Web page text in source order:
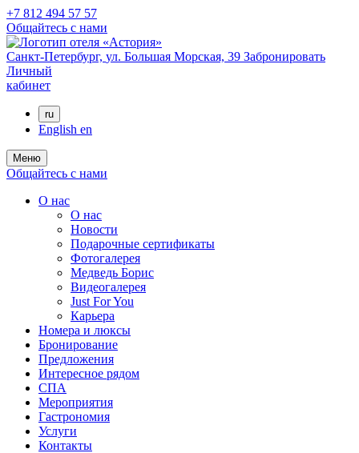
+7 812 494 57 57
Общайтесь с нами
Санкт-Петербург, ул. Большая Морская, 39 Забронировать
Личный
кабинет
ru
English en
Меню
Общайтесь с нами
О нас
О нас
Новости
Подарочные сертификаты
Фотогалерея
Медведь Борис
Видеогалерея
Just For You
Карьера
Номера и люксы
Бронирование
Предложения
Интересное рядом
СПА
Мероприятия
Гастрономия
Услуги
Контакты